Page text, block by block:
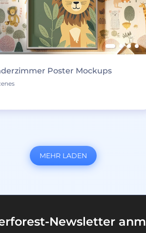
Poster Mockups
MEHR LADEN
Newsletter